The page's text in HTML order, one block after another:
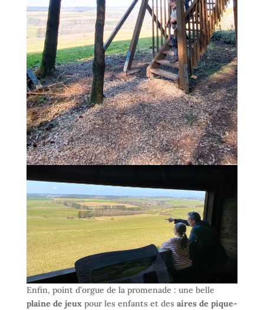
Enfin, point d’orgue de la promenade : une belle
plaine de jeuxpour les enfants et des aires de pique-